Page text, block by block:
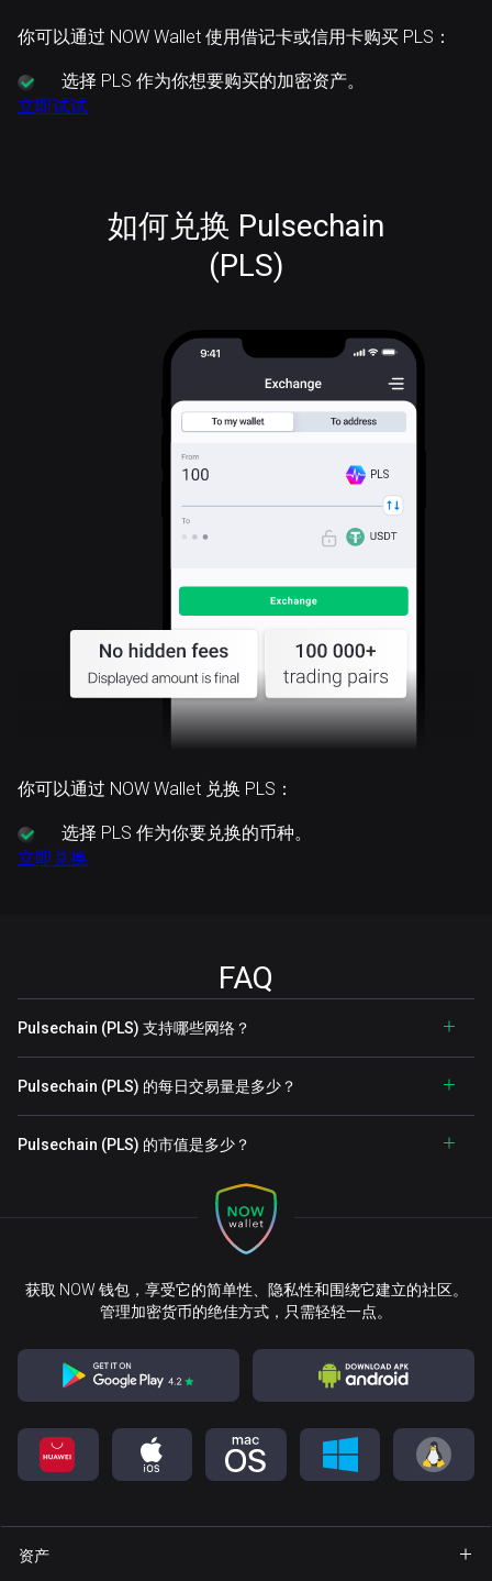
你可以通过 NOW Wallet 使用借记卡或信用卡购买 PLS：
选择 PLS 作为你想要购买的加密资产。
立即试试
如何兑换 Pulsechain
(PLS)
PLS
你可以通过 NOW Wallet 兑换 PLS：
选择 PLS 作为你要兑换的币种。
立即兑换
FAQ
Pulsechain (PLS) 支持哪些网络？
Pulsechain (PLS) 的每日交易量是多少？
Pulsechain (PLS) 的市值是多少？
获取 NOW 钱包，享受它的简单性、隐私性和围绕它建立的社区。
管理加密货币的绝佳方式，只需轻轻一点。
资产